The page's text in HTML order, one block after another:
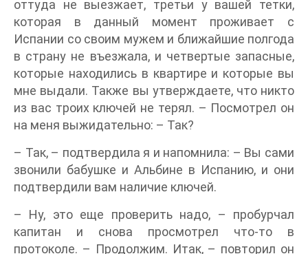
оттуда не выезжает, третьи у вашей тетки,
которая в данный момент проживает с
Испании со своим мужем и ближайшие полгода
в страну не въезжала, и четвертые запасные,
которые находились в квартире и которые вы
мне выдали. Также вы утверждаете, что никто
из вас троих ключей не терял. – Посмотрел он
на меня выжидательно: – Так?
– Так, – подтвердила я и напомнила: – Вы сами
звонили бабушке и Альбине в Испанию, и они
подтвердили вам наличие ключей.
– Ну, это еще проверить надо, – пробурчал
капитан и снова просмотрел что-то в
протоколе. – Продолжим. Итак, – повторил он